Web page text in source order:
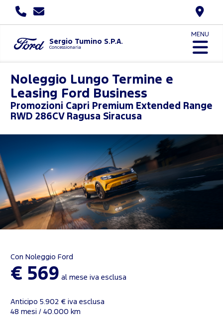
Sergio Tumino S.P.A.
Concessionaria
MENU
Noleggio Lungo Termine e
Leasing Ford Business
Promozioni Capri Premium Extended Range
RWD 286CV Ragusa Siracusa
Con Noleggio Ford
€ 569 al mese iva esclusa
Anticipo 5.902 € iva esclusa
48 mesi / 40.000 km